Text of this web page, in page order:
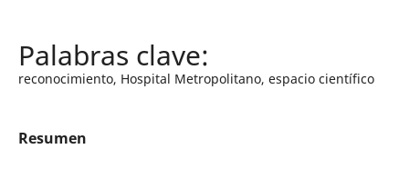
reconocimiento, Hospital Metropolitano, espacio científico
Resumen